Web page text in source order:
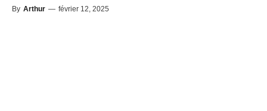
By Arthur — février 12, 2025